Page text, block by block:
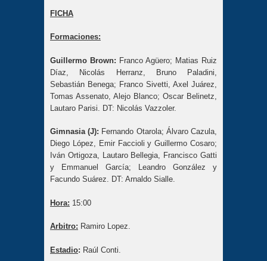
FICHA
Formaciones:
Guillermo Brown: Franco Agüero; Matias Ruiz
Díaz, Nicolás Herranz, Bruno Paladini,
Sebastián Benega; Franco Sivetti, Axel Juárez,
Tomas Assenato, Alejo Blanco; Oscar Belinetz,
Lautaro Parisi. DT: Nicolás Vazzoler.
Gimnasia (J): Fernando Otarola; Álvaro Cazula,
Diego López, Emir Faccioli y Guillermo Cosaro;
Iván Ortigoza, Lautaro Bellegia, Francisco Gatti
y Emmanuel García; Leandro González y
Facundo Suárez. DT: Arnaldo Sialle.
Hora: 15:00
Arbitro: Ramiro Lopez.
Estadio: Raúl Conti.